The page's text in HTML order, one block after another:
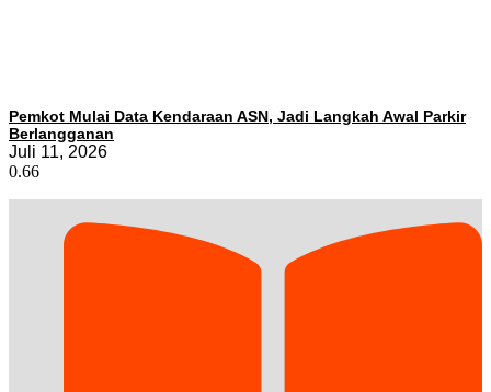
Pemkot Mulai Data Kendaraan ASN, Jadi Langkah Awal Parkir
Berlangganan
Juli 11, 2026